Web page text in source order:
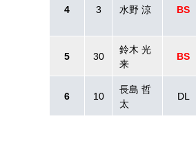
4 3 水野 涼 BS
5 30
鈴木 光
来
BS
6 10
長島 哲
太
DL